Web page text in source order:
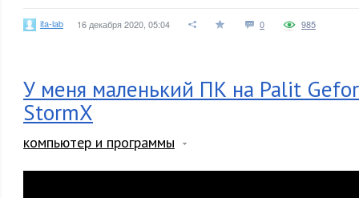
ita-lab 16 декабря 2020, 05:04 0 985
У меня маленький ПК на Palit
StormX
компьютер и программы